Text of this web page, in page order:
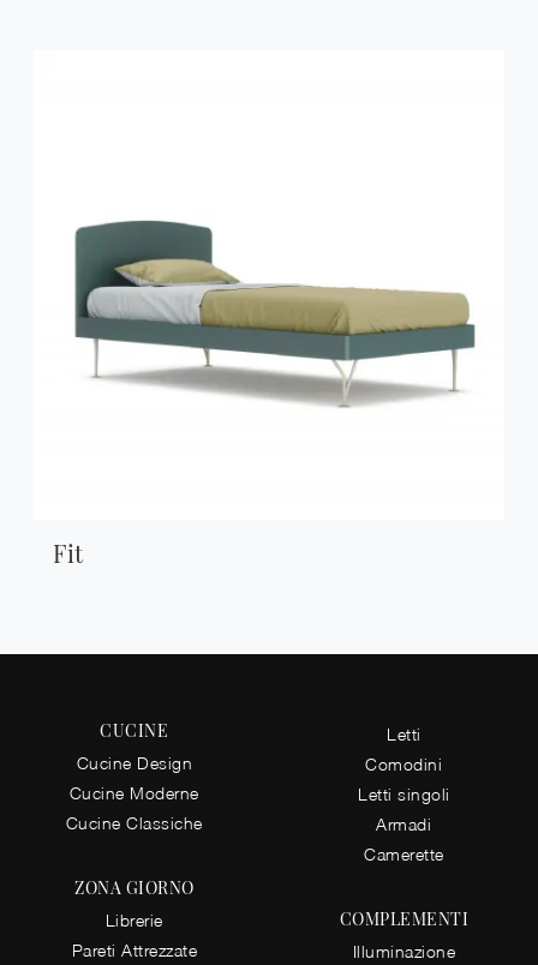
Fit
CUCINE
Cucine Design
Cucine Moderne
Cucine Classiche
ZONA GIORNO
Librerie
Pareti Attrezzate
Letti
Comodini
Letti singoli
Armadi
Camerette
COMPLEMENTI
Illuminazione